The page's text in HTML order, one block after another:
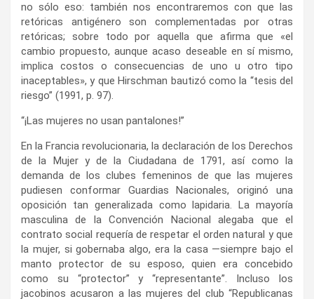
no sólo eso: también nos encontraremos con que las
retóricas antigénero son complementadas por otras
retóricas; sobre todo por aquella que afirma que «el
cambio propuesto, aunque acaso deseable en sí mismo,
implica costos o consecuencias de uno u otro tipo
inaceptables», y que Hirschman bautizó como la “tesis del
riesgo” (1991, p. 97).
“¡Las mujeres no usan pantalones!”
En la Francia revolucionaria, la declaración de los Derechos
de la Mujer y de la Ciudadana de 1791, así como la
demanda de los clubes femeninos de que las mujeres
pudiesen conformar Guardias Nacionales, originó una
oposición tan generalizada como lapidaria. La mayoría
masculina de la Convención Nacional alegaba que el
contrato social requería de respetar el orden natural y que
la mujer, si gobernaba algo, era la casa —siempre bajo el
manto protector de su esposo, quien era concebido
como su “protector” y “representante”. Incluso los
jacobinos acusaron a las mujeres del club “Republicanas